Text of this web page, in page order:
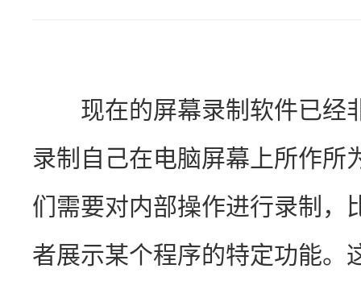
现在的屏幕录制软件已经
录制自己在电脑屏幕上所作所
们需要对内部操作进行录制，
者展示某个程序的特定功能。